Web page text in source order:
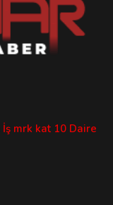
İş mrk kat 10 Daire